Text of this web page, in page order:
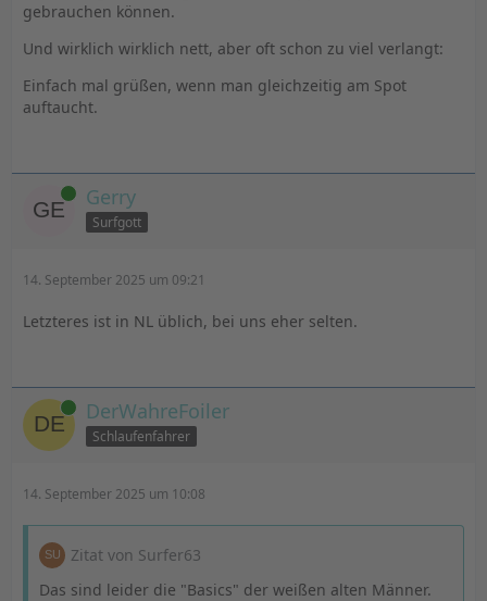
gebrauchen können.
Und wirklich wirklich nett, aber oft schon zu viel verlangt:
Einfach mal grüßen, wenn man gleichzeitig am Spot
auftaucht.
Online Gerry
Surfgott
14. September 2025 um 09:21
Letzteres ist in NL üblich, bei uns eher selten.
Online DerWahreFoiler
Schlaufenfahrer
14. September 2025 um 10:08
Zitat von Surfer63
Das sind leider die "Basics" der weißen alten Männer.